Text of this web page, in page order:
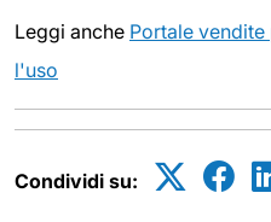
Leggi anche Portale
l'uso
Condividi su: